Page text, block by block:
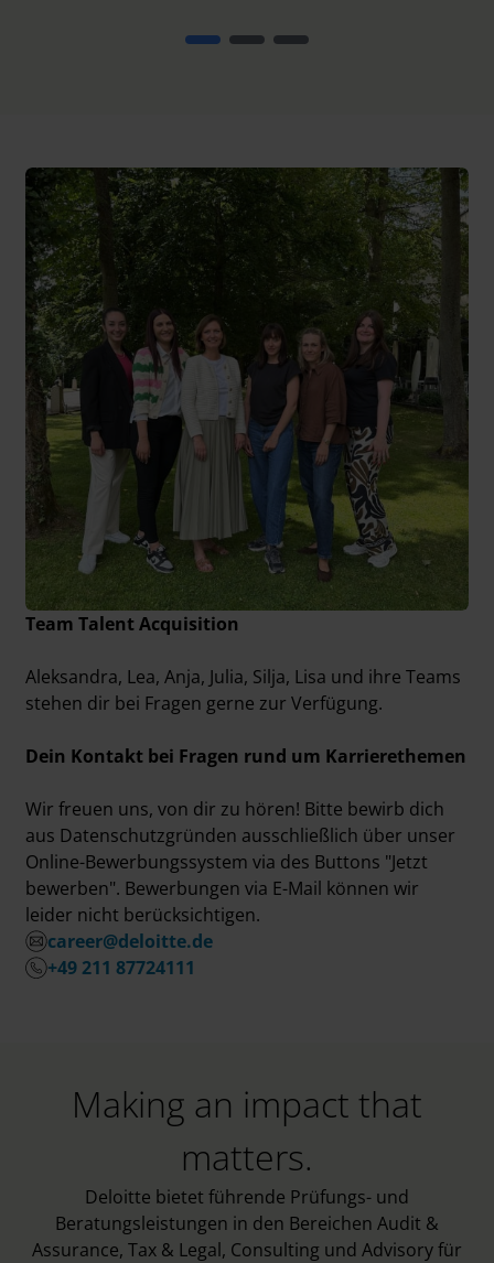
Team Talent Acquisition
Aleksandra, Lea, Anja, Julia, Silja, Lisa und ihre Teams
stehen dir bei Fragen gerne zur Verfügung.
Dein Kontakt bei Fragen rund um Karrierethemen
Wir freuen uns, von dir zu hören! Bitte bewirb dich
aus Datenschutzgründen ausschließlich über unser
Online-Bewerbungssystem via des Buttons "Jetzt
bewerben". Bewerbungen via E-Mail können wir
leider nicht berücksichtigen.
career@deloitte.de
+49 211 87724111
Making an impact that
matters.
Deloitte bietet führende Prüfungs- und
Beratungsleistungen in den Bereichen Audit &
Assurance, Tax & Legal, Consulting und Advisory für